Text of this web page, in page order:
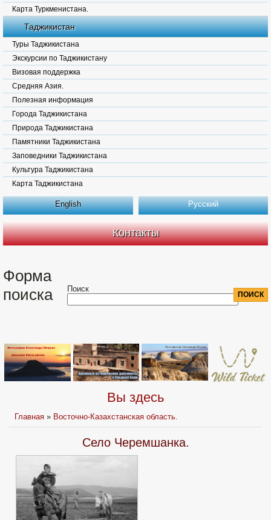
Карта Туркменистана.
Таджикистан
Туры Таджикистана
Экскурсии по Таджикистану
Визовая поддержка
Средняя Азия.
Полезная информация
Города Таджикистана
Природа Таджикистана
Памятники Таджикистана
Заповедники Таджикистана
Культура Таджикистана
Карта Таджикистана
English Русский
Контакты
Форма
поиска
Поиск
Вы здесь
Главная » Восточно-Казахстанская область.
Село Черемшанка.